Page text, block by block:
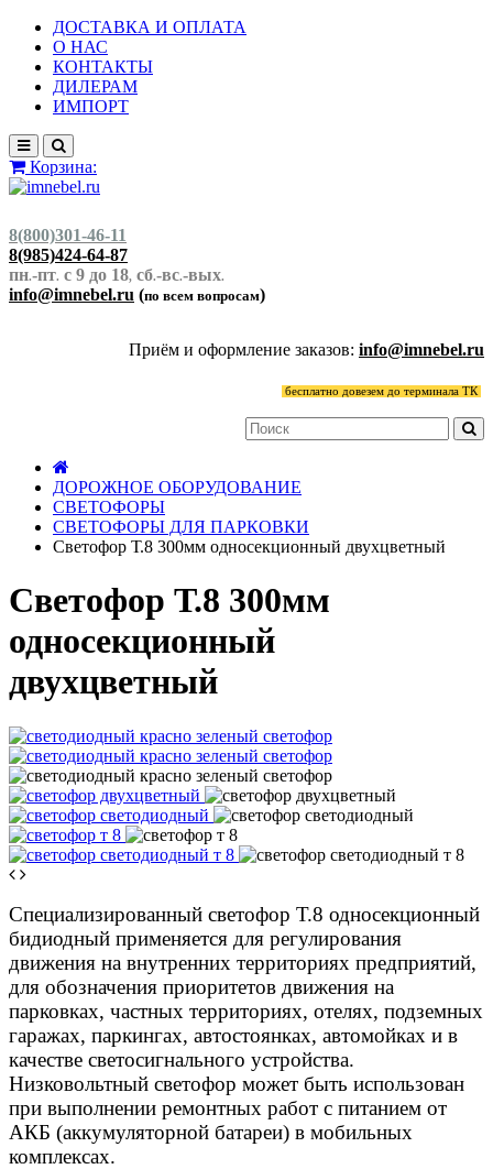
ДОСТАВКА И ОПЛАТА
О НАС
КОНТАКТЫ
ДИЛЕРАМ
ИМПОРТ
Корзина:
8(800)301-46-11
8(985)424-64-87
пн.-пт. с 9 до 18, сб.-вс.-вых.
info@imnebel.ru (по всем вопросам)
Приём и оформление заказов: info@imnebel.ru
бесплатно довезем до терминала ТК
ДОРОЖНОЕ ОБОРУДОВАНИЕ
СВЕТОФОРЫ
СВЕТОФОРЫ ДЛЯ ПАРКОВКИ
Светофор Т.8 300мм односекционный двухцветный
Светофор Т.8 300мм
односекционный
двухцветный
Специализированный светофор Т.8 односекционный
бидиодный применяется для регулирования
движения на внутренних территориях предприятий,
для обозначения приоритетов движения на
парковках, частных территориях, отелях, подземных
гаражах, паркингах, автостоянках, автомойках и в
качестве светосигнального устройства.
Низковольтный светофор может быть использован
при выполнении ремонтных работ с питанием от
АКБ (аккумуляторной батареи) в мобильных
комплексах.